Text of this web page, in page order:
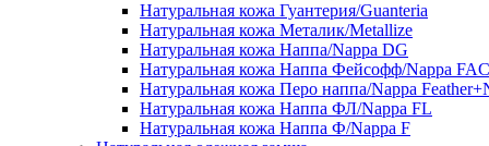
Натуральная кожа Гуантерия/Guanteria
Натуральная кожа Металик/Metallize
Натуральная кожа Наппа/Nappa DG
Натуральная кожа Наппа Фейсофф/Nappa
Натуральная кожа Перо наппа/Nappa
Натуральная кожа Наппа ФЛ/Nappa FL
Натуральная кожа Наппа Ф/Nappa F